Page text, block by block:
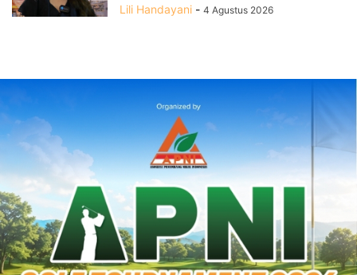
Lili Handayani - 4 Agustus 2026